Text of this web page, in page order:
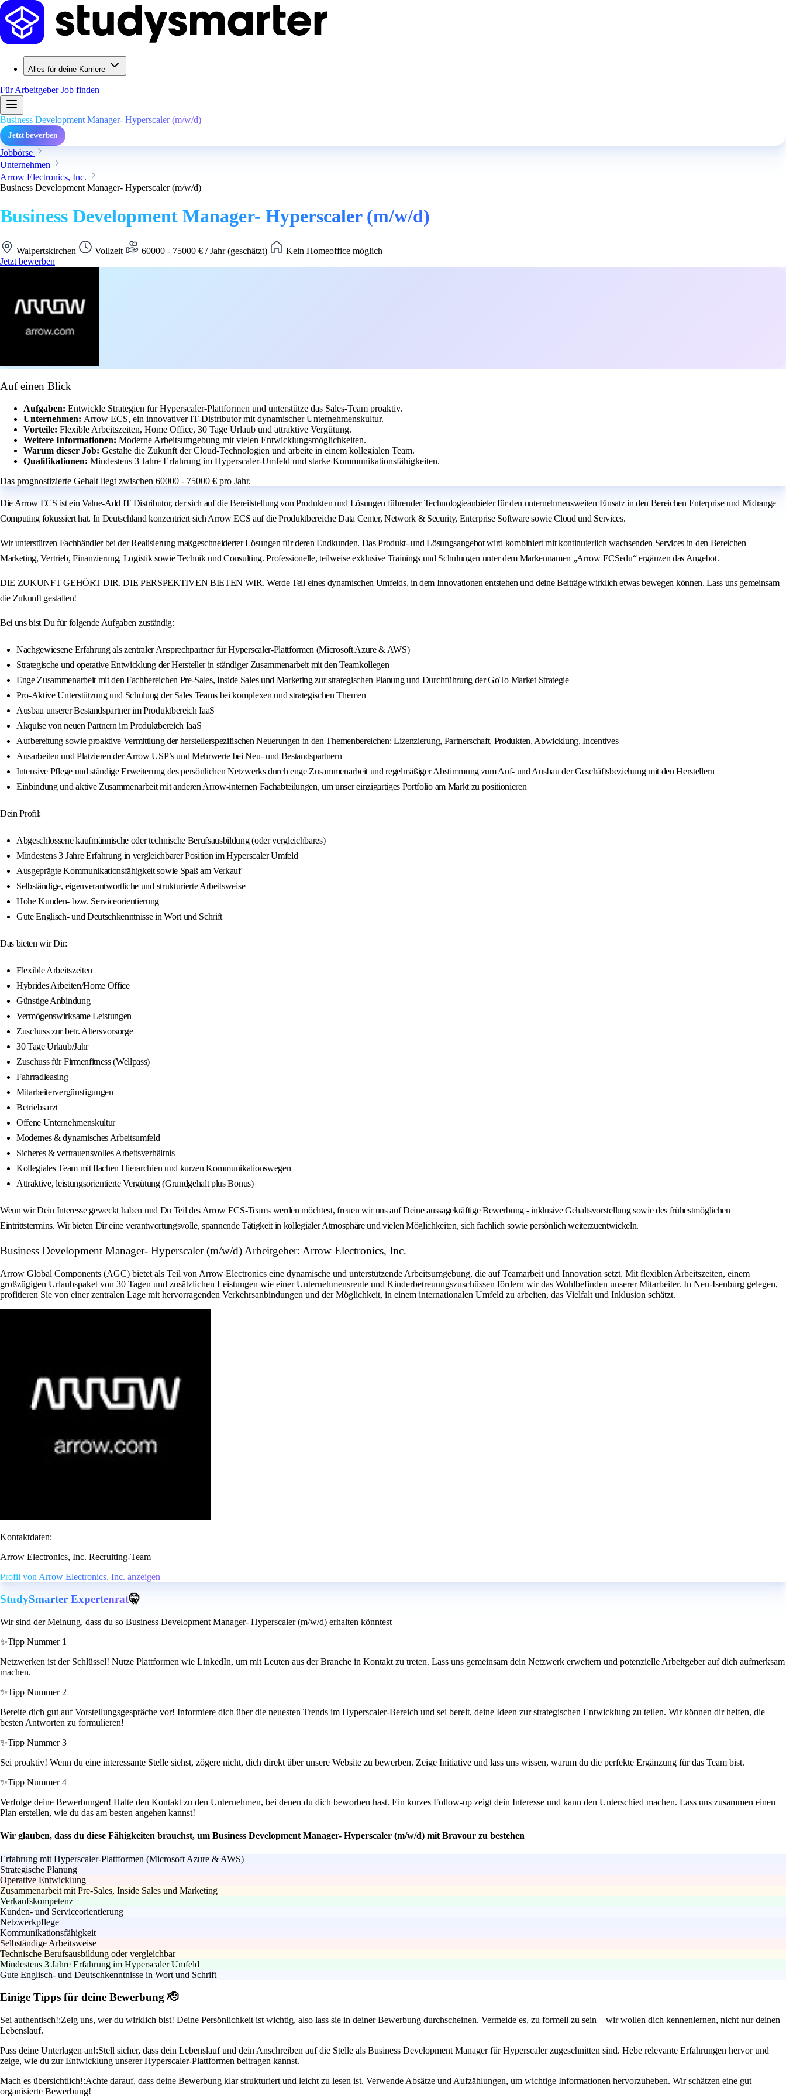
Alles für deine Karriere
Für ArbeitgeberJob finden
Business Development Manager- Hyperscaler (m/w/d)
Jetzt bewerben
Jobbörse
Unternehmen
Arrow Electronics, Inc.
Business Development Manager- Hyperscaler (m/w/d)
Business Development Manager- Hyperscaler (m/w/d)
Walpertskirchen Vollzeit 60000 - 75000 € / Jahr (geschätzt)
Kein Homeoffice möglich
Jetzt bewerben
Auf einen Blick
Aufgaben: Entwickle Strategien für Hyperscaler-Plattformen und unterstütze das Sales-Team proaktiv.
Unternehmen: Arrow ECS, ein innovativer IT-Distributor mit dynamischer Unternehmenskultur.
Vorteile: Flexible Arbeitszeiten, Home Office, 30 Tage Urlaub und attraktive Vergütung.
Weitere Informationen: Moderne Arbeitsumgebung mit vielen Entwicklungsmöglichkeiten.
Warum dieser Job: Gestalte die Zukunft der Cloud-Technologien und arbeite in einem kollegialen Team.
Qualifikationen: Mindestens 3 Jahre Erfahrung im Hyperscaler-Umfeld und starke Kommunikationsfähigkeiten.
Das prognostizierte Gehalt liegt zwischen 60000 - 75000 € pro Jahr.
Die Arrow ECS ist ein Value-Add IT Distributor, der sich auf die Bereitstellung von Produkten und Lösungen führender Technologieanbieter für den unternehmensweiten Einsatz in den Bereichen Enterprise und Midrange
Computing fokussiert hat. In Deutschland konzentriert sich Arrow ECS auf die Produktbereiche Data Center, Network & Security, Enterprise Software sowie Cloud und Services.
Wir unterstützen Fachhändler bei der Realisierung maßgeschneiderter Lösungen für deren Endkunden. Das Produkt- und Lösungsangebot wird kombiniert mit kontinuierlich wachsenden Services in den Bereichen
Marketing, Vertrieb, Finanzierung, Logistik sowie Technik und Consulting. Professionelle, teilweise exklusive Trainings und Schulungen unter dem Markennamen „Arrow ECSedu“ ergänzen das Angebot.
DIE ZUKUNFT GEHÖRT DIR. DIE PERSPEKTIVEN BIETEN WIR. Werde Teil eines dynamischen Umfelds, in dem Innovationen entstehen und deine Beiträge wirklich etwas bewegen können. Lass uns gemeinsam
die Zukunft gestalten!
Bei uns bist Du für folgende Aufgaben zuständig:
Nachgewiesene Erfahrung als zentraler Ansprechpartner für Hyperscaler-Plattformen (Microsoft Azure & AWS)
Strategische und operative Entwicklung der Hersteller in ständiger Zusammenarbeit mit den Teamkollegen
Enge Zusammenarbeit mit den Fachbereichen Pre-Sales, Inside Sales und Marketing zur strategischen Planung und Durchführung der GoTo Market Strategie
Pro-Aktive Unterstützung und Schulung der Sales Teams bei komplexen und strategischen Themen
Ausbau unserer Bestandspartner im Produktbereich IaaS
Akquise von neuen Partnern im Produktbereich IaaS
Aufbereitung sowie proaktive Vermittlung der herstellerspezifischen Neuerungen in den Themenbereichen: Lizenzierung, Partnerschaft, Produkten, Abwicklung, Incentives
Ausarbeiten und Platzieren der Arrow USP’s und Mehrwerte bei Neu- und Bestandspartnern
Intensive Pflege und ständige Erweiterung des persönlichen Netzwerks durch enge Zusammenarbeit und regelmäßiger Abstimmung zum Auf- und Ausbau der Geschäftsbeziehung mit den Herstellern
Einbindung und aktive Zusammenarbeit mit anderen Arrow-internen Fachabteilungen, um unser einzigartiges Portfolio am Markt zu positionieren
Dein Profil:
Abgeschlossene kaufmännische oder technische Berufsausbildung (oder vergleichbares)
Mindestens 3 Jahre Erfahrung in vergleichbarer Position im Hyperscaler Umfeld
Ausgeprägte Kommunikationsfähigkeit sowie Spaß am Verkauf
Selbständige, eigenverantwortliche und strukturierte Arbeitsweise
Hohe Kunden- bzw. Serviceorientierung
Gute Englisch- und Deutschkenntnisse in Wort und Schrift
Das bieten wir Dir:
Flexible Arbeitszeiten
Hybrides Arbeiten/Home Office
Günstige Anbindung
Vermögenswirksame Leistungen
Zuschuss zur betr. Altersvorsorge
30 Tage Urlaub/Jahr
Zuschuss für Firmenfitness (Wellpass)
Fahrradleasing
Mitarbeitervergünstigungen
Betriebsarzt
Offene Unternehmenskultur
Modernes & dynamisches Arbeitsumfeld
Sicheres & vertrauensvolles Arbeitsverhältnis
Kollegiales Team mit flachen Hierarchien und kurzen Kommunikationswegen
Attraktive, leistungsorientierte Vergütung (Grundgehalt plus Bonus)
Wenn wir Dein Interesse geweckt haben und Du Teil des Arrow ECS-Teams werden möchtest, freuen wir uns auf Deine aussagekräftige Bewerbung - inklusive Gehaltsvorstellung sowie des frühestmöglichen
Eintrittstermins. Wir bieten Dir eine verantwortungsvolle, spannende Tätigkeit in kollegialer Atmosphäre und vielen Möglichkeiten, sich fachlich sowie persönlich weiterzuentwickeln.
Business Development Manager- Hyperscaler (m/w/d) Arbeitgeber: Arrow Electronics, Inc.
Arrow Global Components (AGC) bietet als Teil von Arrow Electronics eine dynamische und unterstützende Arbeitsumgebung, die auf Teamarbeit und Innovation setzt. Mit flexiblen Arbeitszeiten, einem
großzügigen Urlaubspaket von 30 Tagen und zusätzlichen Leistungen wie einer Unternehmensrente und Kinderbetreuungszuschüssen fördern wir das Wohlbefinden unserer Mitarbeiter. In Neu-Isenburg gelegen,
profitieren Sie von einer zentralen Lage mit hervorragenden Verkehrsanbindungen und der Möglichkeit, in einem internationalen Umfeld zu arbeiten, das Vielfalt und Inklusion schätzt.
Kontaktdaten:
Arrow Electronics, Inc. Recruiting-Team
Profil von Arrow Electronics, Inc. anzeigen
StudySmarter Expertenrat🤫
Wir sind der Meinung, dass du so Business Development Manager- Hyperscaler (m/w/d) erhalten könntest
✨Tipp Nummer 1
Netzwerken ist der Schlüssel! Nutze Plattformen wie LinkedIn, um mit Leuten aus der Branche in Kontakt zu treten. Lass uns gemeinsam dein Netzwerk erweitern und potenzielle Arbeitgeber auf dich aufmerksam
machen.
✨Tipp Nummer 2
Bereite dich gut auf Vorstellungsgespräche vor! Informiere dich über die neuesten Trends im Hyperscaler-Bereich und sei bereit, deine Ideen zur strategischen Entwicklung zu teilen. Wir können dir helfen, die
besten Antworten zu formulieren!
✨Tipp Nummer 3
Sei proaktiv! Wenn du eine interessante Stelle siehst, zögere nicht, dich direkt über unsere Website zu bewerben. Zeige Initiative und lass uns wissen, warum du die perfekte Ergänzung für das Team bist.
✨Tipp Nummer 4
Verfolge deine Bewerbungen! Halte den Kontakt zu den Unternehmen, bei denen du dich beworben hast. Ein kurzes Follow-up zeigt dein Interesse und kann den Unterschied machen. Lass uns zusammen einen
Plan erstellen, wie du das am besten angehen kannst!
Wir glauben, dass du diese Fähigkeiten brauchst, um Business Development Manager- Hyperscaler (m/w/d) mit Bravour zu bestehen
Erfahrung mit Hyperscaler-Plattformen (Microsoft Azure & AWS)
Strategische Planung
Operative Entwicklung
Zusammenarbeit mit Pre-Sales, Inside Sales und Marketing
Verkaufskompetenz
Kunden- und Serviceorientierung
Netzwerkpflege
Kommunikationsfähigkeit
Selbständige Arbeitsweise
Technische Berufsausbildung oder vergleichbar
Mindestens 3 Jahre Erfahrung im Hyperscaler Umfeld
Gute Englisch- und Deutschkenntnisse in Wort und Schrift
Einige Tipps für deine Bewerbung 🫡
Sei authentisch!:Zeig uns, wer du wirklich bist! Deine Persönlichkeit ist wichtig, also lass sie in deiner Bewerbung durchscheinen. Vermeide es, zu formell zu sein – wir wollen dich kennenlernen, nicht nur deinen
Lebenslauf.
Pass deine Unterlagen an!:Stell sicher, dass dein Lebenslauf und dein Anschreiben auf die Stelle als Business Development Manager für Hyperscaler zugeschnitten sind. Hebe relevante Erfahrungen hervor und
zeige, wie du zur Entwicklung unserer Hyperscaler-Plattformen beitragen kannst.
Mach es übersichtlich!:Achte darauf, dass deine Bewerbung klar strukturiert und leicht zu lesen ist. Verwende Absätze und Aufzählungen, um wichtige Informationen hervorzuheben. Wir schätzen eine gut
organisierte Bewerbung!